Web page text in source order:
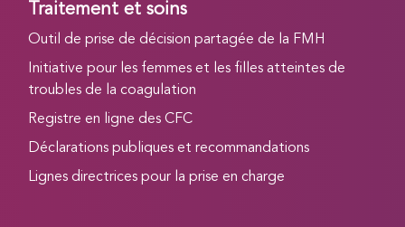
Traitement et soins
Outil de prise de décision partagée de la FMH
Initiative pour les femmes et les filles atteintes de
troubles de la coagulation
Registre en ligne des CFC
Déclarations publiques et recommandations
Lignes directrices pour la prise en charge